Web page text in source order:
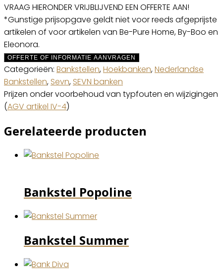
VRAAG HIERONDER VRIJBLIJVEND EEN OFFERTE AAN!
*Gunstige prijsopgave geldt niet voor reeds afgeprijste
artikelen of voor artikelen van Be-Pure Home, By-Boo en
Eleonora.
OFFERTE OF INFORMATIE AANVRAGEN
Categorieën: Bankstellen,Hoekbanken,Nederlandse
Bankstellen, Sevn, SEVN banken
Prijzen onder voorbehoud van typfouten en wijzigingen
(AGV artikel IV-4)
Gerelateerde producten
Bankstel Popoline
Bankstel Summer